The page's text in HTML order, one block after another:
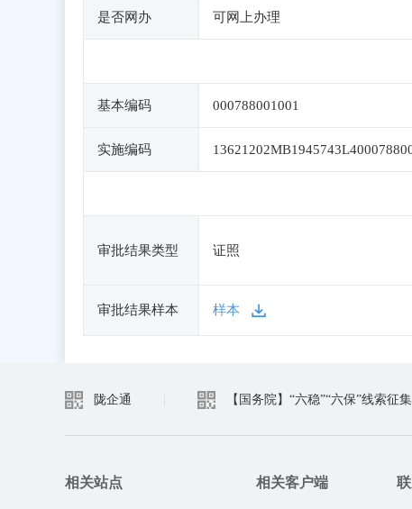
是否网办 可网上办理
基本编码 000788001001
实施编码
审批结果类型 证照
审批结果样本 样本
陇企通 【国务院】“六稳”“六保”线索征集
相关站点 相关客户端